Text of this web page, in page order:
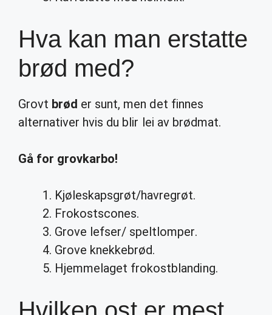
Hva kan man erstatte
brød med?
Grovt brød er sunt, men det finnes
alternativer hvis du blir lei av brødmat.
Gå for grovkarbo!
Kjøleskapsgrøt/havregrøt.
Frokostscones.
Grove lefser/ speltlomper.
Grove knekkebrød.
Hjemmelaget frokostblanding.